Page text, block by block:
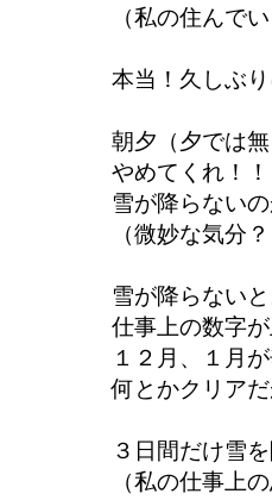
（私の住んで
本当！久しぶ
朝夕（夕では
やめてくれ！
雪が降らない
（微妙な気分
雪が降らない
仕事上の数字
１２月、１月
何とかクリア
３日間だけ雪
（私の仕事上